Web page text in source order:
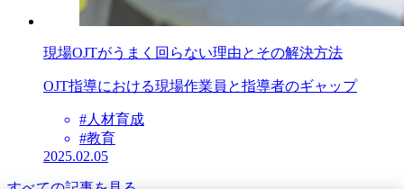
現場OJTがうまく回らない理由とその解決方法
OJT指導における現場作業員と指導者のギャップ
#人材育成
#教育
2025.02.05